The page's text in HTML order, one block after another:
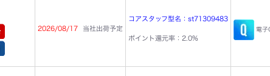
2026/08/17
当社出荷予定
コアスタッフ型名：st71309483
ポイント還元率：2.0%
電子